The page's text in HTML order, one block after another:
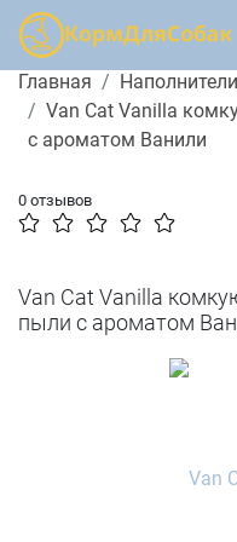
Главная
Наполнители
Van Cat Vanilla
с ароматом Ванили
0 отзывов
Van Cat Vanilla
пыли с ароматом